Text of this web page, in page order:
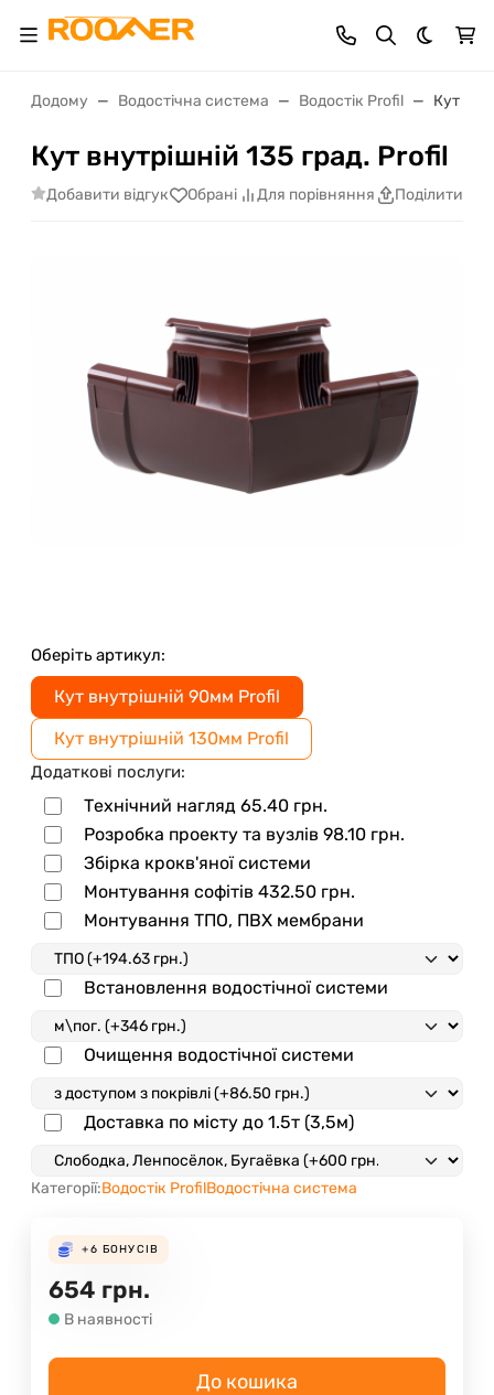
Dark
Додому Водостічна система Водостік Profil Кут
Кут внутрішній 135 град. Profil
Добавити відгук Обрані Для порівняння Поділитися
Оберіть артикул:
Кут внутрішній 90мм Profil
Кут внутрішній 130мм Profil
Додаткові послуги:
Технічний нагляд 65.40 грн.
Розробка проекту та вузлів 98.10 грн.
Збірка крокв'яної системи
Монтування софітів 432.50 грн.
Монтування ТПО, ПВХ мембрани
Встановлення водостічної системи
Очищення водостічної системи
Доставка по місту до 1.5т (3,5м)
Категорії:Водостік ProfilВодостічна система
+6 БОНУСІВ
654 грн.
В наявності
До кошика